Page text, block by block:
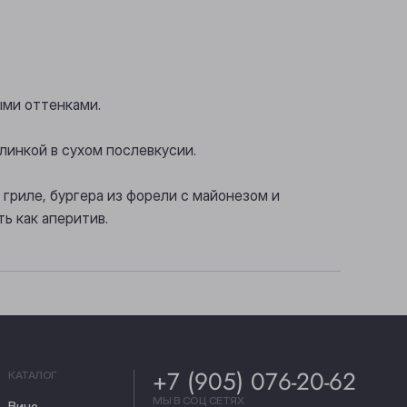
оттенками.
в сухом послевкусии.
бургера из форели с майонезом и
как аперитив.
КАТАЛОГ +7 (905) 076-20-62
МЫ В СОЦ СЕТЯХ